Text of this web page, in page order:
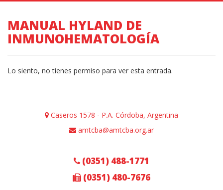
MANUAL HYLAND DE
INMUNOHEMATOLOGÍA
Lo siento, no tienes permiso para ver esta entrada.
Caseros 1578 - P.A. Córdoba, Argentina
amtcba@amtcba.org.ar
(0351) 488-1771
(0351) 480-7676